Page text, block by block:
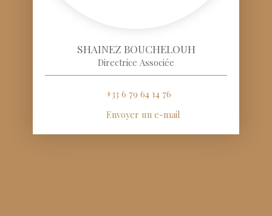
SHAINEZ BOUCHELOUH
Directrice Associée
+33 6 79 64 14 76
Envoyer un e-mail